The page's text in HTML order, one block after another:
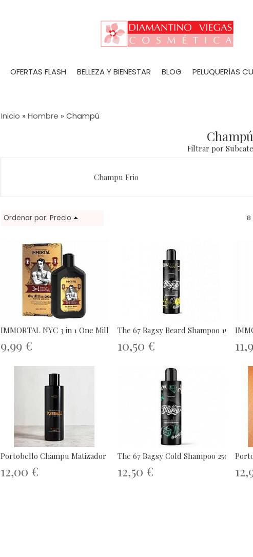
OFERTAS FLASH BELLEZA Y BIENESTAR BLOG PELUQUERÍAS
Inicio » Hombre » Champú
Champú
Filtrar por
Champu Frio
Ordenar por: Precio 8
IMMORTAL NYC 3 in 1 One Million...
9,99 €
The 67 Bagsy Beard Shampoo 150ml
10,50 €
Portobello Champu Matizador 200mL
12,00 €
The 67 Bagsy Cold Shampoo 250ml
12,50 €